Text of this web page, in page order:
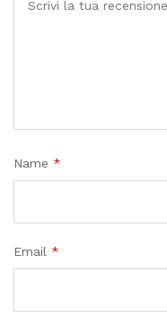
Name *
Email *